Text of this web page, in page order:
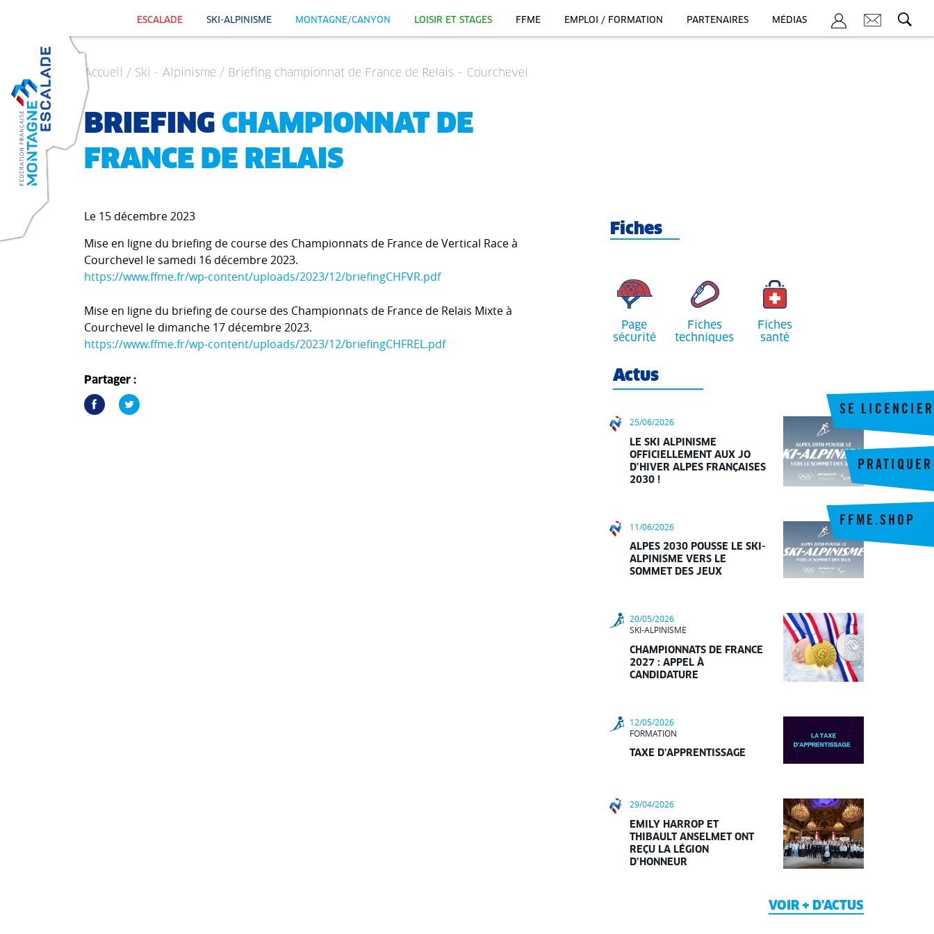
ESCALADE SKI-ALPINISME MONTAGNE/CANYON LOISIR ET STAGES FFME EMPLOI / FORMATION PARTENAIRES MÉDIAS
SE LICENCIER
FFME.SHOP
PRATIQUER
Accueil / Ski - Alpinisme / Briefing championnat de France de Relais – Courchevel
BRIEFING CHAMPIONNAT DE
FRANCE DE RELAIS
Le 15 décembre 2023
Mise en ligne du briefing de course des Championnats de France de Vertical Race à
Courchevel le samedi 16 décembre 2023.
https://www.ffme.fr/wp-content/uploads/2023/12/briefingCHFVR.pdf
Mise en ligne du briefing de course des Championnats de France de Relais Mixte à
Courchevel le dimanche 17 décembre 2023.
https://www.ffme.fr/wp-content/uploads/2023/12/briefingCHFREL.pdf
Partager :
Fiches
Page
sécurité
Fiches
techniques
Fiches
santé
Actus
25/06/2026
LE SKI ALPINISME
OFFICIELLEMENT AUX JO
D’HIVER ALPES FRANÇAISES
2030 !
11/06/2026
ALPES 2030 POUSSE LE SKI-
ALPINISME VERS LE
SOMMET DES JEUX
20/05/2026
SKI-ALPINISME
CHAMPIONNATS DE FRANCE
2027 : APPEL À
CANDIDATURE
12/05/2026
FORMATION
TAXE D’APPRENTISSAGE
29/04/2026
EMILY HARROP ET
THIBAULT ANSELMET ONT
REÇU LA LÉGION
D’HONNEUR
VOIR + D'ACTUS